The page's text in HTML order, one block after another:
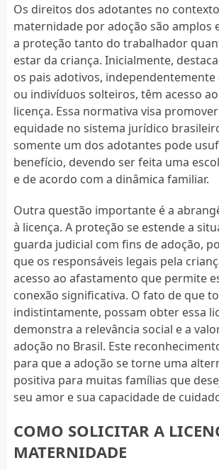
Os direitos dos adotantes no
maternidade por adoção são amplos
a proteção tanto do trabalhador
estar da criança. Inicialmente,
os pais adotivos, independentemente
ou indivíduos solteiros, têm acesso
licença. Essa normativa visa
equidade no sistema jurídico
somente um dos adotantes pode
benefício, devendo ser feita uma
e de acordo com a dinâmica familiar.
Outra questão importante é a
à licença. A proteção se estende a
guarda judicial com fins de adoção,
que os responsáveis legais pela
acesso ao afastamento que permite
conexão significativa. O fato de que
indistintamente, possam obter essa
demonstra a relevância social e a
adoção no Brasil. Este
para que a adoção se torne uma
positiva para muitas famílias que
seu amor e sua capacidade de
COMO SOLICITAR A
MATERNIDADE